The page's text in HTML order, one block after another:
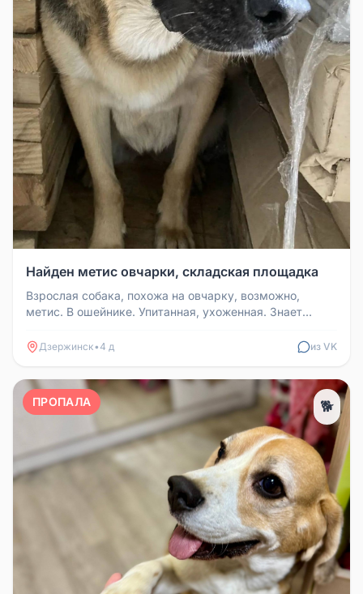
Найден метис овчарки, складская площадка
Взрослая собака, похожа на овчарку, возможно,
метис. В ошейнике. Упитанная, ухоженная. Знает
Дзержинск•4 д из VK
ПРОПАЛА 🐕